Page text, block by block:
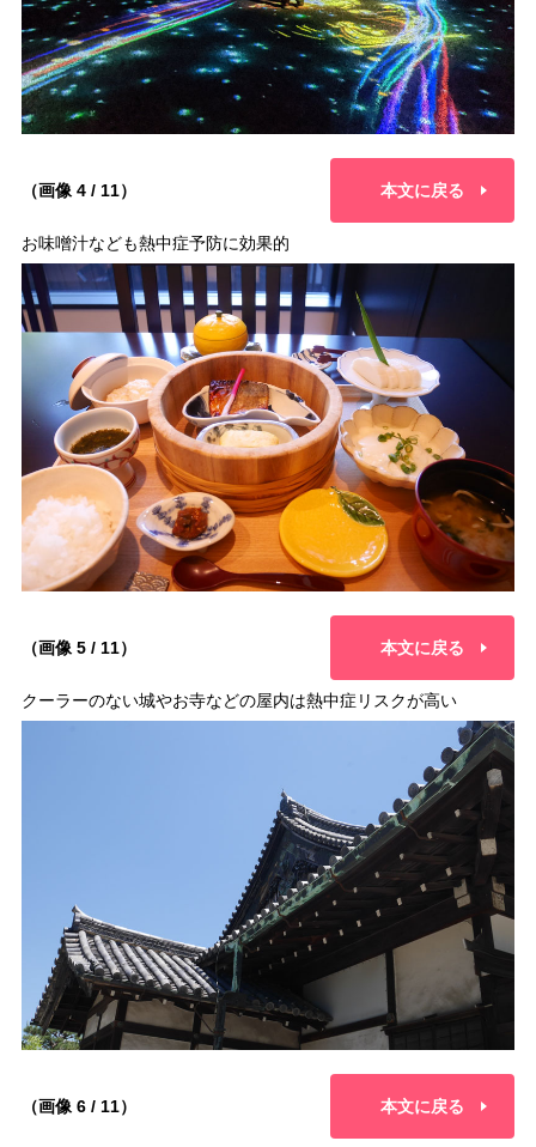
（画像 4 / 11） 本文に戻る
お味噌汁なども熱中症予防に効果的
（画像 5 / 11） 本文に戻る
クーラーのない城やお寺などの屋内は熱中症リスクが高い
（画像 6 / 11） 本文に戻る